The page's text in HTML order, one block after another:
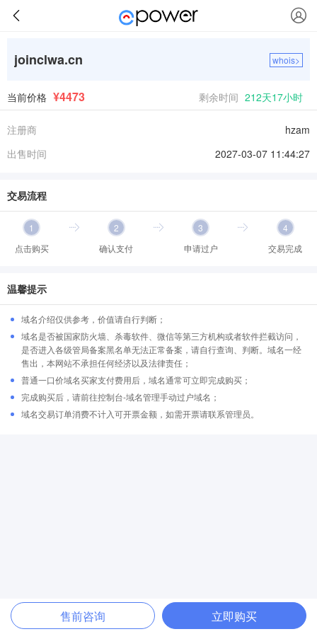
joinclwa.cn whois>
当前价格 ¥4473 剩余时间 212天17小时
注册商
hzam
出售时间
2027-03-07 11:44:27
交易流程
1
点击购买
2
确认支付
3
申请过户
4
交易完成
温馨提示
域名介绍仅供参考，价值请自行判断；
域名是否被国家防火墙、杀毒软件、微信等第三方机构或者软件拦截访问，
是否进入各级管局备案黑名单无法正常备案，请自行查询、判断。域名一经
售出，本网站不承担任何经济以及法律责任；
普通一口价域名买家支付费用后，域名通常可立即完成购买；
完成购买后，请前往控制台-域名管理手动过户域名；
域名交易订单消费不计入可开票金额，如需开票请联系管理员。
售前咨询 立即购买